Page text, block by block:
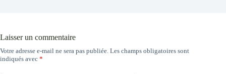
Laisser un commentaire
Votre adresse e-mail ne sera pas publiée. Les champs obligatoires sont
indiqués avec *